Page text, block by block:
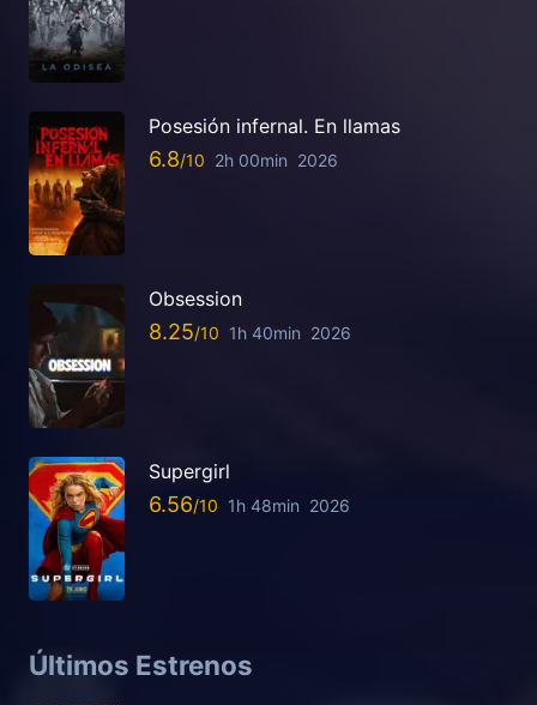
Posesión infernal. En llamas
6.8 2h 00min 2026
Obsession
8.25 1h 40min 2026
Supergirl
6.56 1h 48min 2026
Últimos Estrenos